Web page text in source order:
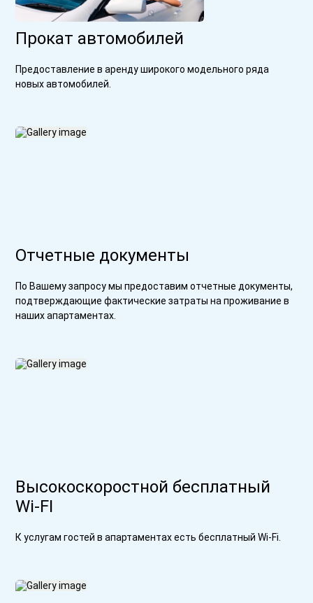
Прокат автомобилей
Предоставление в аренду широкого модельного ряда
новых автомобилей.
Отчетные документы
По Вашему запросу мы предоставим отчетные документы,
подтверждающие фактические затраты на проживание в
наших апартаментах.
Высокоскоростной бесплатный
Wi-FI
К услугам гостей в апартаментах есть бесплатный Wi-Fi.